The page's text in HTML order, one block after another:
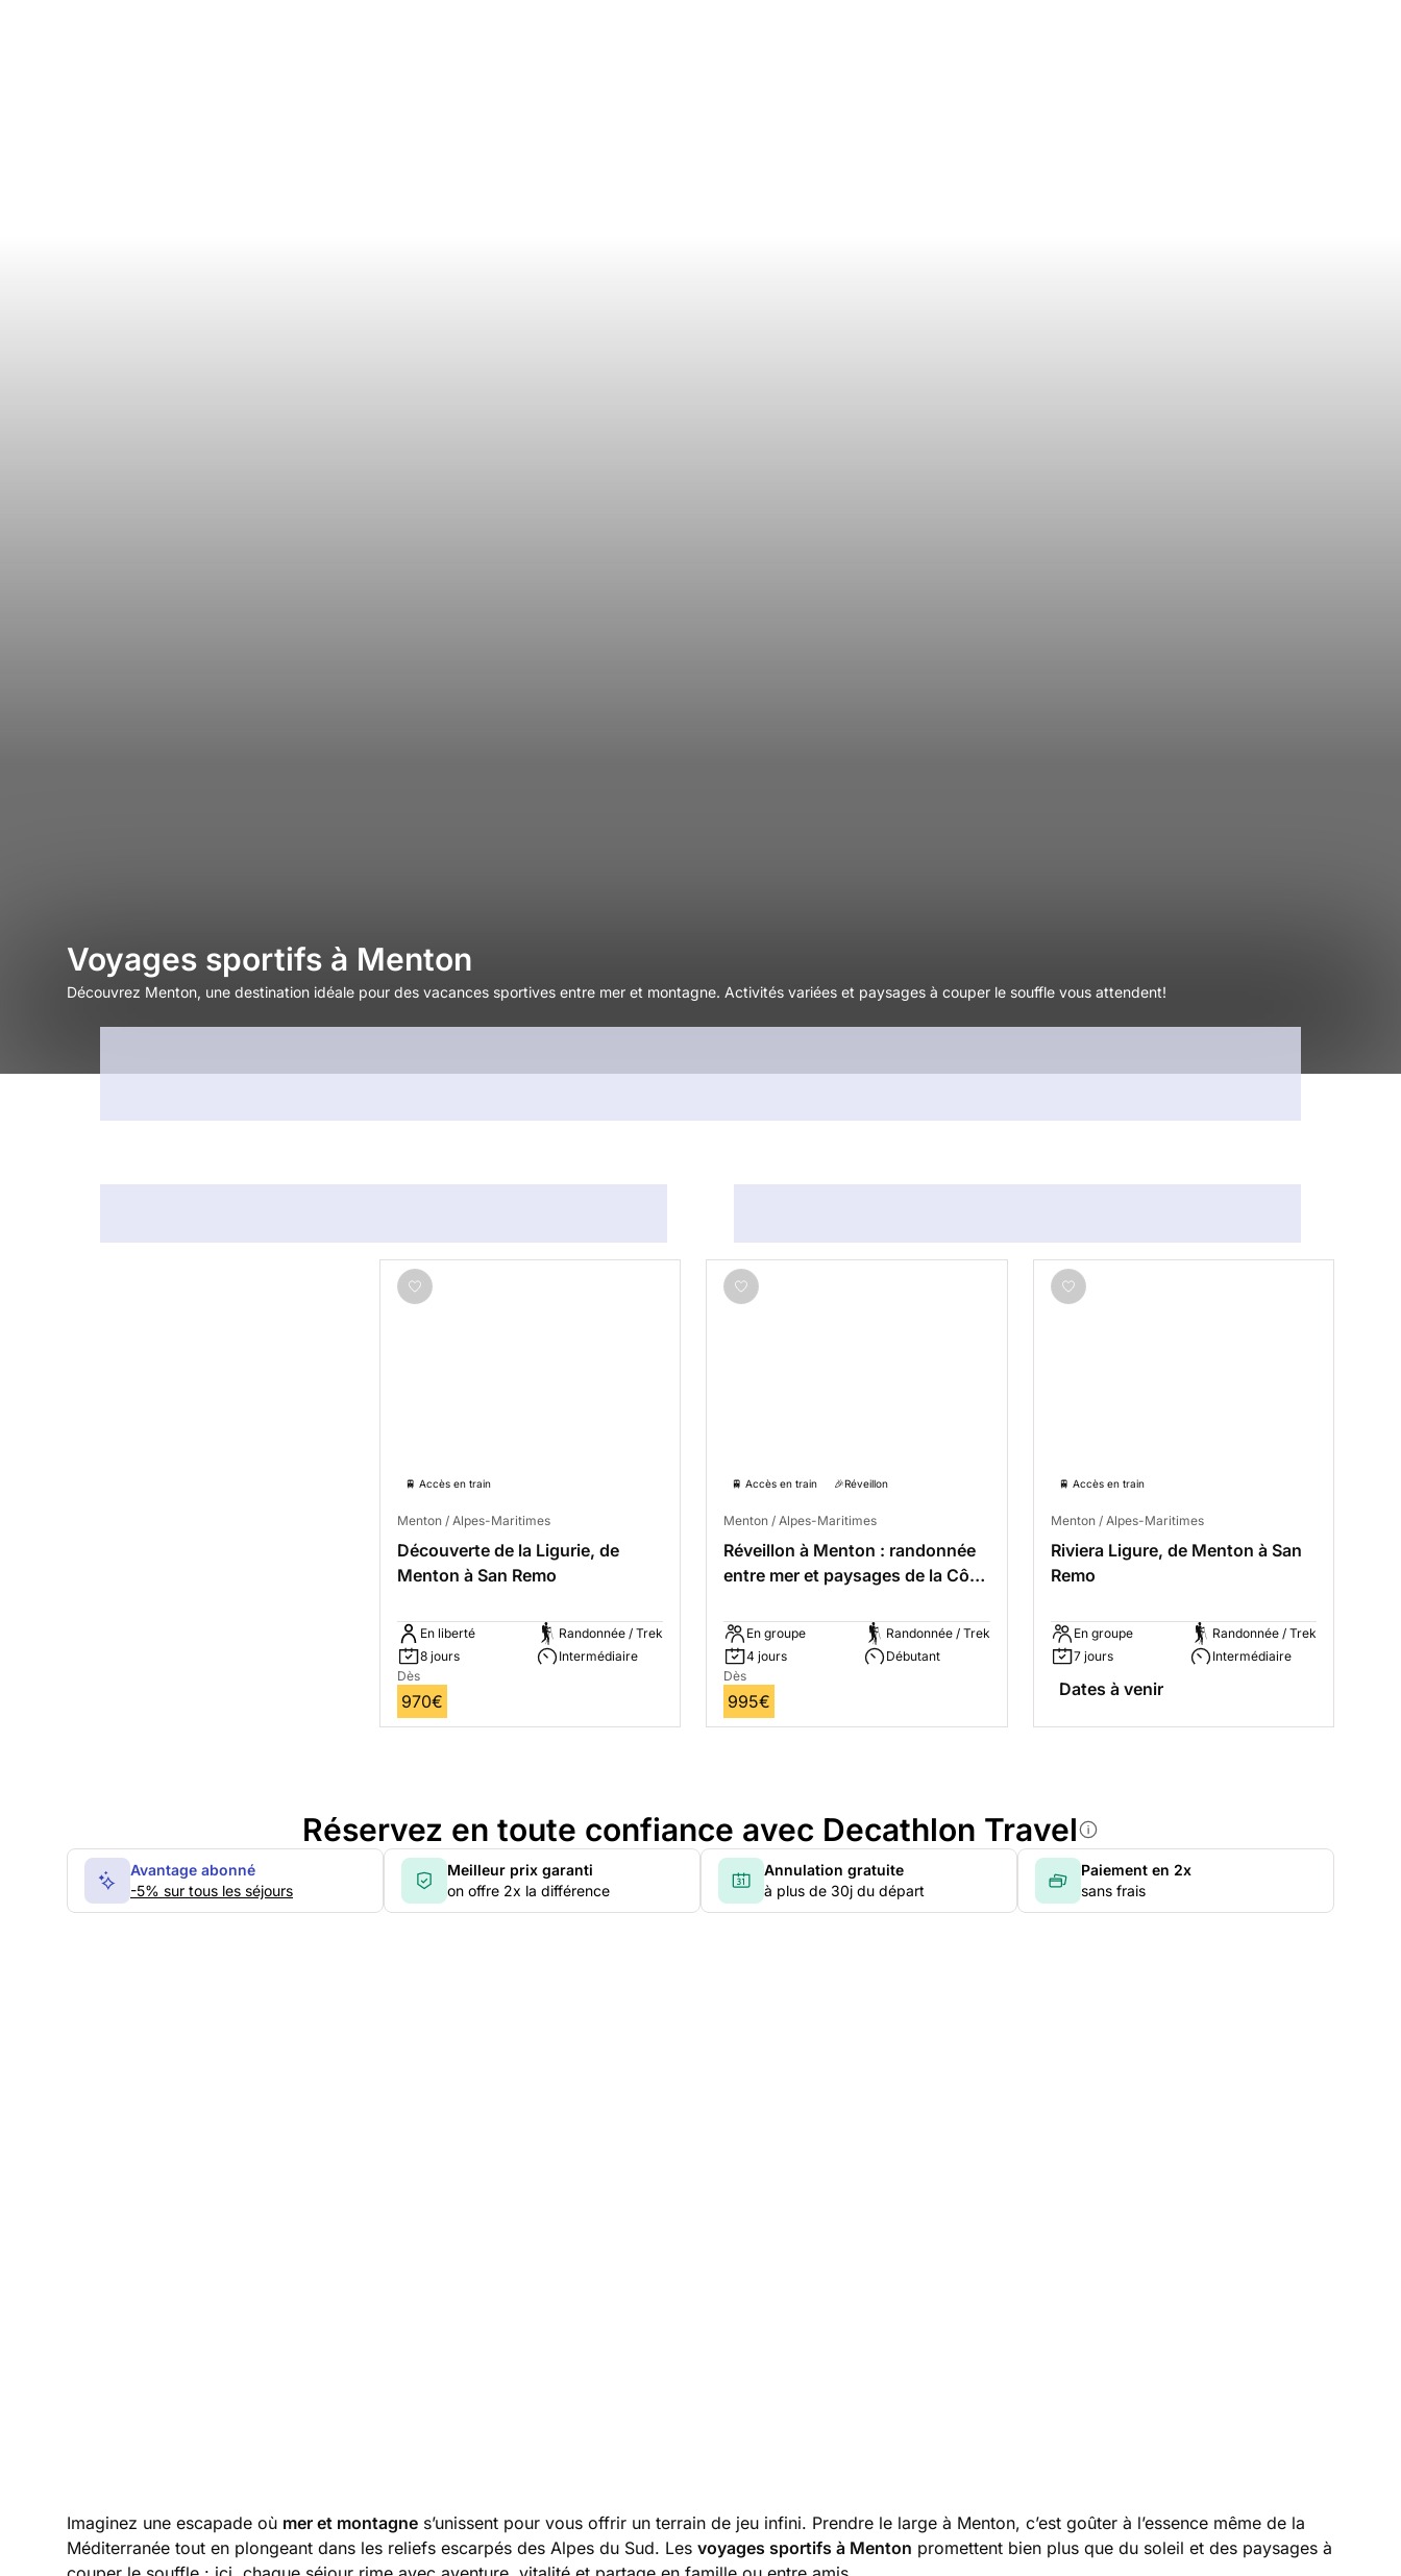
Voyages sportifs à Menton
Découvrez Menton, une destination idéale pour des vacances sportives entre mer et montagne. Activités variées et paysages à couper le souffle vous attendent!
🚆 Accès en train
Menton / Alpes-Maritimes
Découverte de la Ligurie, de
Menton à San Remo
En liberté
8 jours
Randonnée / Trek
Intermédiaire
Dès
970€
🚆 Accès en train 🎉Réveillon
Menton / Alpes-Maritimes
Réveillon à Menton : randonnée
entre mer et paysages de la Côte
En groupe
4 jours
Randonnée / Trek
Débutant
Dès
995€
🚆 Accès en train
Menton / Alpes-Maritimes
Riviera Ligure, de Menton à San
Remo
En groupe
7 jours
Randonnée / Trek
Intermédiaire
Dates à venir
Réservez en toute confiance avec Decathlon Travel
Avantage abonné
-5% sur tous les séjours
Meilleur prix garanti
on offre 2x la différence
Annulation gratuite
à plus de 30j du départ
Paiement en 2x
sans frais
Imaginez une escapade où mer et montagne s’unissent pour vous offrir un terrain de jeu infini. Prendre le large à Menton, c’est goûter à l’essence même de la
Méditerranée tout en plongeant dans les reliefs escarpés des Alpes du Sud. Les voyages sportifs à Menton promettent bien plus que du soleil et des paysages à